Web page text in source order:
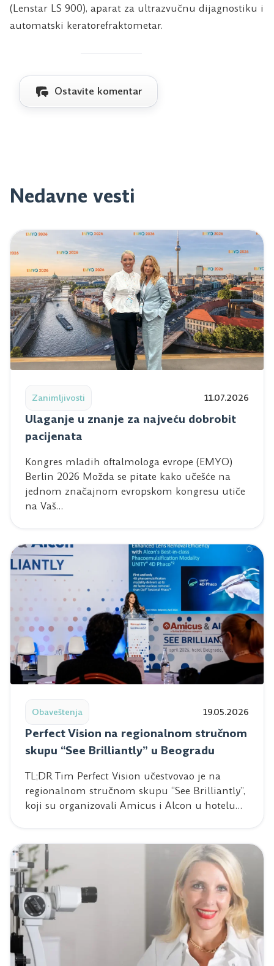
(Lenstar LS 900), aparat za ultrazvučnu dijagnostiku i
automatski keratorefraktometar.
Ostavite komentar
Nedavne vesti
Zanimljivosti 11.07.2026
Ulaganje u znanje za najveću dobrobit
pacijenata
Kongres mladih oftalmologa evrope (EMYO)
Berlin 2026 Možda se pitate kako učešće na
jednom značajnom evropskom kongresu utiče
na Vaš…
Obaveštenja 19.05.2026
Perfect Vision na regionalnom stručnom
skupu “See Brilliantly” u Beogradu
TL;DR Tim Perfect Vision učestvovao je na
regionalnom stručnom skupu “See Brilliantly”,
koji su organizovali Amicus i Alcon u hotelu…